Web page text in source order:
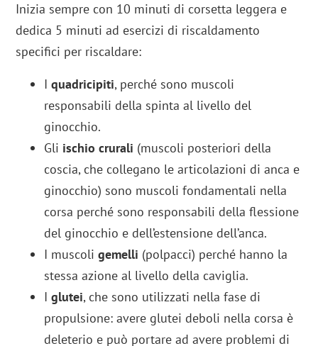
Inizia sempre con 10 minuti di corsetta leggera e
dedica 5 minuti ad esercizi di riscaldamento
specifici per riscaldare:
Iquadricipiti, perché sono muscoli
responsabili della spinta al livello del
ginocchio.
Gli ischio crurali (muscoli posteriori della
coscia, che collegano le articolazioni di anca e
ginocchio) sono muscoli fondamentali nella
corsa perché sono responsabili della flessione
del ginocchio e dell’estensione dell’anca.
I muscoli gemelli (polpacci) perché hanno la
stessa azione al livello della caviglia.
Iglutei, che sono utilizzati nella fase di
propulsione: avere glutei deboli nella corsa è
deleterio e può portare ad avere problemi di